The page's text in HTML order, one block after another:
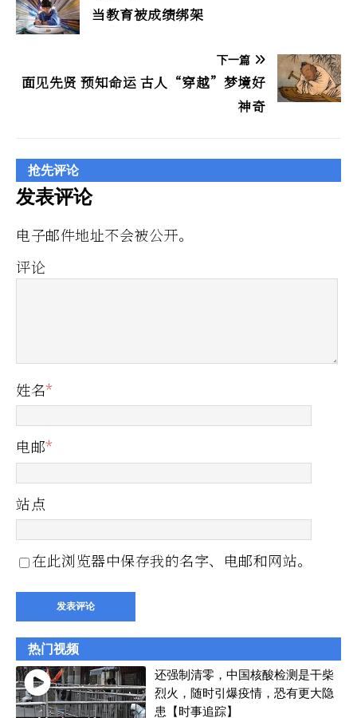
当教育被成绩绑架
下一篇
面见先贤 预知命运 古人“穿越”梦境好
神奇
抢先评论
发表评论
电子邮件地址不会被公开。
评论
姓名*
电邮*
站点
在此浏览器中保存我的名字、电邮和网站。
热门视频
还强制清零，中国核酸检测是干柴
烈火，随时引爆疫情，恐有更大隐
患【时事追踪】